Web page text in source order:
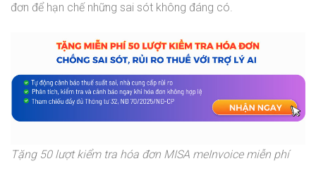
đơn để hạn chế những sai sót không đáng có.
Tặng 50 lượt kiểm tra hóa đơn MISA meInvoice miễn phí